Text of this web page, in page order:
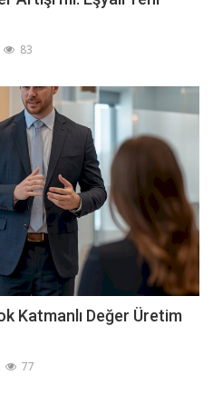
83
Katmanlı Değer Üretim
77